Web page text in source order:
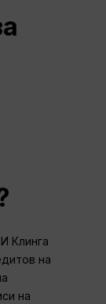
Клинга
на
на